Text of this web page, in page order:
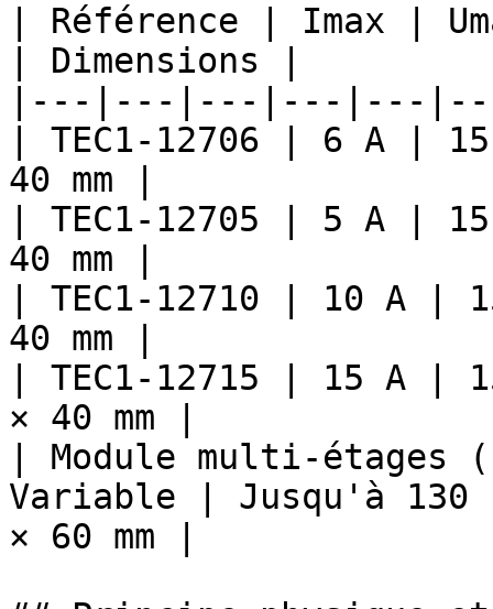
| Référence | Imax |
| Dimensions |
|---|---|---|---|---
| TEC1-12706 | 6 A |
40 mm |
| TEC1-12705 | 5 A |
40 mm |
| TEC1-12710 | 10 A |
40 mm |
| TEC1-12715 | 15 A |
× 40 mm |
| Module multi-
Variable | Jusqu'à
× 60 mm |